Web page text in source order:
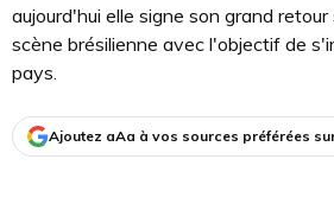
aujourd'hui elle signe son grand
scène brésilienne avec l'objectif de
pays.
Ajoutez aAa à vos sources préférées